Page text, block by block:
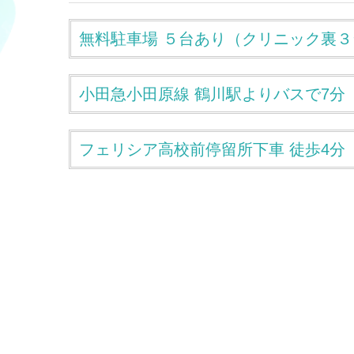
無料駐車場 ５台あり（クリニック裏３
小田急小田原線 鶴川駅よりバスで7分
フェリシア高校前停留所下車 徒歩4分